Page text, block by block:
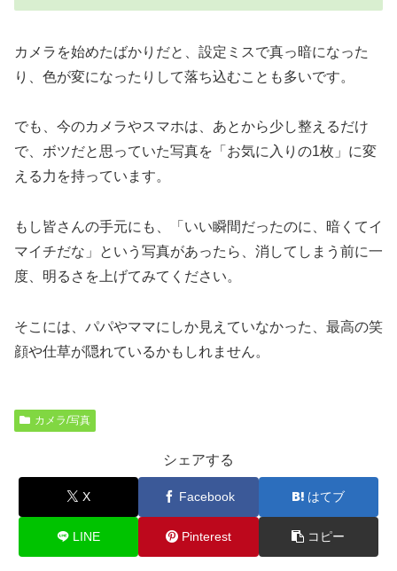
カメラを始めたばかりだと、設定ミスで真っ暗になった
り、色が変になったりして落ち込むことも多いです。
でも、今のカメラやスマホは、あとから少し整えるだけ
で、ボツだと思っていた写真を「お気に入りの1枚」に変
える力を持っています。
もし皆さんの手元にも、「いい瞬間だったのに、暗くてイ
マイチだな」という写真があったら、消してしまう前に一
度、明るさを上げてみてください。
そこには、パパやママにしか見えていなかった、最高の笑
顔や仕草が隠れているかもしれません。
カメラ/写真
シェアする
X Facebook はてブ
LINE Pinterest コピー